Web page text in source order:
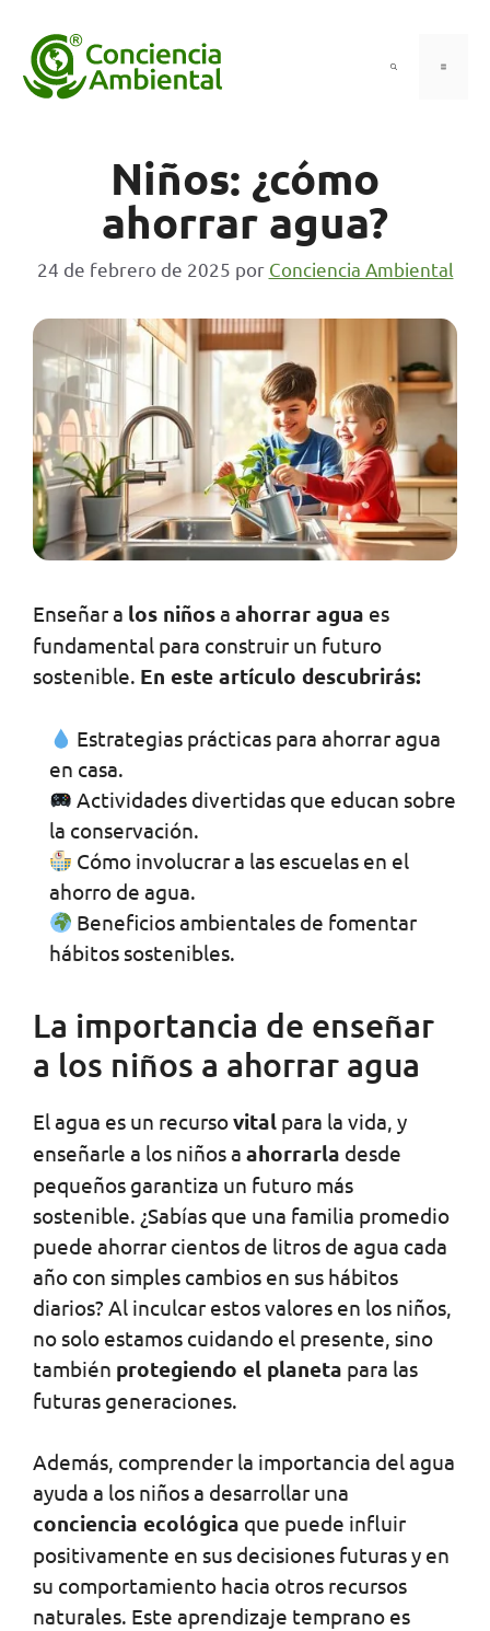
contenido
Menú
Niños: ¿cómo
ahorrar agua?
24 de febrero de 2025 por Conciencia Ambiental
Enseñar a los niñosa ahorrar agua es
fundamental para construir un futuro
sostenible. En este artículo descubrirás:
Estrategias prácticas para ahorrar agua
en casa.
Actividades divertidas que educan sobre
la conservación.
Cómo involucrar a las escuelas en el
ahorro de agua.
Beneficios ambientales de fomentar
hábitos sostenibles.
La importancia de enseñar
a los niños a ahorrar agua
El agua es un recursovital para la vida, y
enseñarle a los niños a ahorrarla desde
pequeños garantiza un futuro más
sostenible. ¿Sabías que una familia promedio
puede ahorrar cientos de litros de agua cada
año con simples cambios en sus hábitos
diarios? Al inculcar estos valores en los niños,
no solo estamos cuidando el presente, sino
también protegiendo el planeta para las
futuras generaciones.
Además, comprender la importancia del agua
ayuda a los niños a desarrollar una
conciencia ecológica que puede influir
positivamente en sus decisiones futuras y en
su comportamiento hacia otros recursos
naturales. Este aprendizaje temprano es